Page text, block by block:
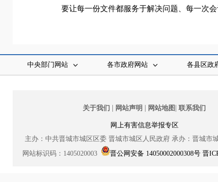
要让每一份文件都服务于解决问题、每一次
中央部门网站 各市政府网站 各县区政
关于我们 | 网站声明 | 网站地图 | 联系我们
网上有害信息举报专区
主办：中共晋城市城区区委 晋城市城区人民政府 承办：晋城市
网站标识码：1405020003
晋公网安备 14050002000308号 晋